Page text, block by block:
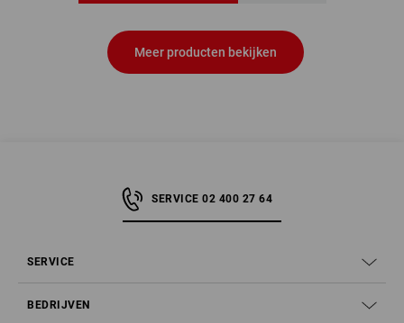
Meer producten bekijken
SERVICE 02 400 27 64
SERVICE
BEDRIJVEN